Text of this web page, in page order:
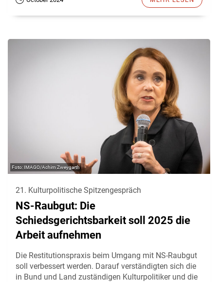
IMAGO/Achim Zweygarth
21. Kulturpolitische Spitzengespräch
NS-Raubgut: Die
Schiedsgerichtsbarkeit soll 2025 die
Arbeit aufnehmen
Die Restitutionspraxis beim Umgang mit NS-Raubgut
soll verbessert werden. Darauf verständigten sich die
in Bund und Land zuständigen Kulturpolitiker und die